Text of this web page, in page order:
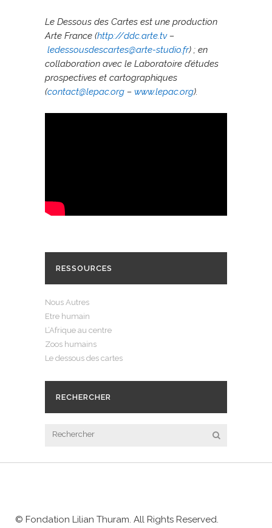
Le Dessous des Cartes est une production
Arte France (http://ddc.arte.tv –
ledessousdescartes@arte-studio.fr) ; en
collaboration avec le Laboratoire d’études
prospectives et cartographiques
(contact@lepac.org – www.lepac.org).
RESSOURCES
Nous Autres
Etre humain
L’Afrique au centre
Zoos humains
Le dessous des cartes
RECHERCHER
© Fondation Lilian Thuram. All Rights Reserved.